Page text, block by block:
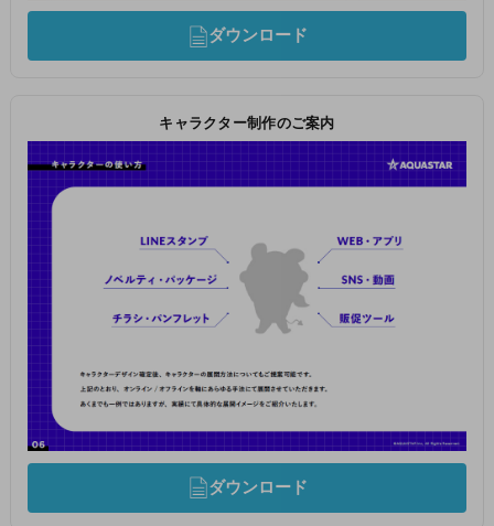
ダウンロード
キャラクター制作のご案内
ダウンロード